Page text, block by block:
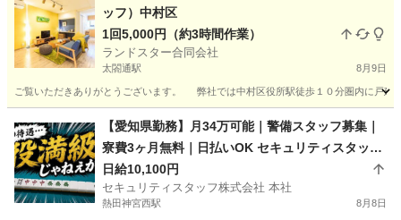
ッフ）中村区
1回5,000円（約3時間作業）
ランドスター合同会社
太閤通駅 8月9日
ご覧いただきありがとうございます。 弊社では中村区役所駅徒歩１０分圏内に
太閤通駅 清掃 スタッフ
【愛知県勤務】月34万可能｜警備スタッフ募集｜
寮費3ヶ月無料｜日払いOK セキュリティスタッフ
株式会社 本社 熱田神宮西
日給10,100円
セキュリティスタッフ株式会社 本社
熱田神宮西駅 8月8日